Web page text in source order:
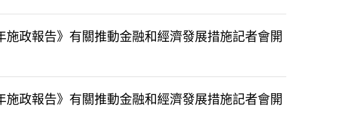
政報告》有關推動金融和經濟發展措施記者會開
政報告》有關推動金融和經濟發展措施記者會開